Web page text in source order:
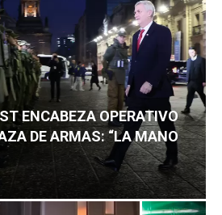
ENCABEZA OPERATIVO
DE ARMAS: “LA MANO